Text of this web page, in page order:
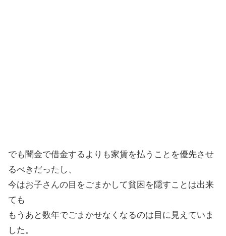
でも闇金で借金するよりも家賃を払うことを優先させ
るべきだったし、
今はお子さんの目をごまかして貧困を隠すことは出来
ても
もうあと数年でごまかせなくなるのは目に見えていま
した。